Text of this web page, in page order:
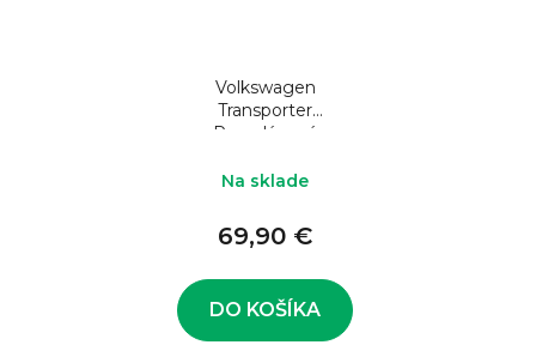
Volkswagen
Transporter
Porcelánová
Na sklade
69,90 €
DO KOŠÍKA